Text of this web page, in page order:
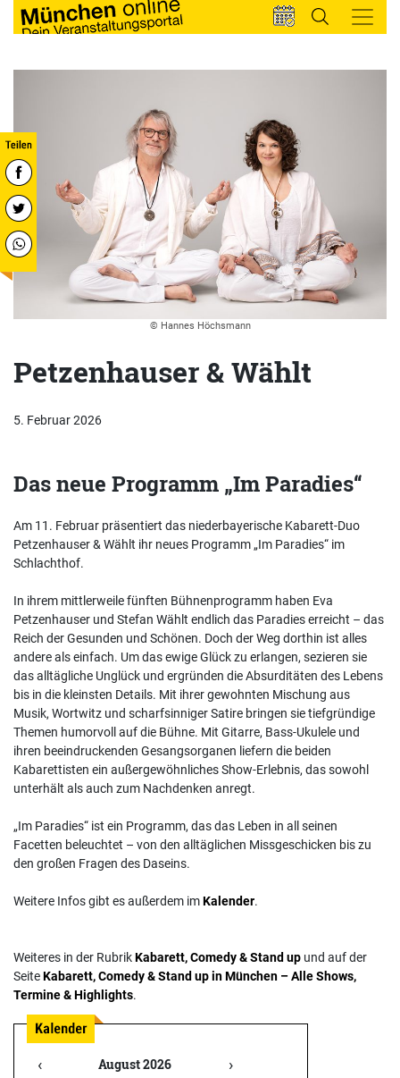
© Hannes Höchsmann
Petzenhauser & Wählt
5. Februar 2026
Das neue Programm „Im Paradies“
Am 11. Februar präsentiert das niederbayerische Kabarett-Duo
Petzenhauser & Wählt ihr neues Programm „Im Paradies“ im
Schlachthof.
In ihrem mittlerweile fünften Bühnenprogramm haben Eva
Petzenhauser und Stefan Wählt endlich das Paradies erreicht – das
Reich der Gesunden und Schönen. Doch der Weg dorthin ist alles
andere als einfach. Um das ewige Glück zu erlangen, sezieren sie
das alltägliche Unglück und ergründen die Absurditäten des Lebens
bis in die kleinsten Details. Mit ihrer gewohnten Mischung aus
Musik, Wortwitz und scharfsinniger Satire bringen sie tiefgründige
Themen humorvoll auf die Bühne. Mit Gitarre, Bass-Ukulele und
ihren beeindruckenden Gesangsorganen liefern die beiden
Kabarettisten ein außergewöhnliches Show-Erlebnis, das sowohl
unterhält als auch zum Nachdenken anregt.
„Im Paradies“ ist ein Programm, das das Leben in all seinen
Facetten beleuchtet – von den alltäglichen Missgeschicken bis zu
den großen Fragen des Daseins.
Weitere Infos gibt es außerdem imKalender.
Weiteres in der RubrikKabarett, Comedy & Stand up und auf der
SeiteKabarett, Comedy & Stand up in München – Alle Shows,
Termine & Highlights.
‹ August 2026 ›